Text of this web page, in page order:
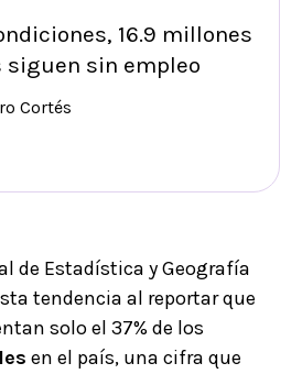
16.9 millones
siguen sin empleo
Cortés
de Estadística y Geografía
tendencia al reportar que
solo el 37% de los
en el país, una cifra que